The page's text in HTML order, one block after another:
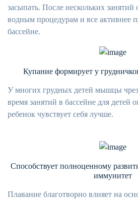
засыпать. После нескольких
водным процедурам и все активнее
бассейне.
Купание формирует у
У многих грудных детей мышцы
время занятий в бассейне для детей
ребенок чувствует себя лучше.
Способствует полноценному
иммунитет
Плавание благотворно влияет на